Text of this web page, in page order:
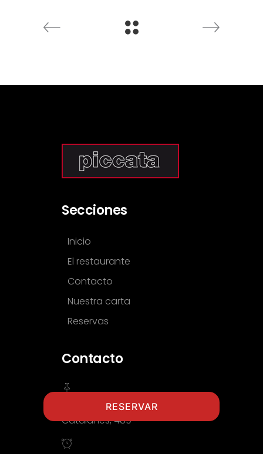
Secciones
Inicio
El restaurante
Contacto
Nuestra carta
Reservas
Contacto
Gran Via de les Corts
Catalanes, 489
RESERVAR